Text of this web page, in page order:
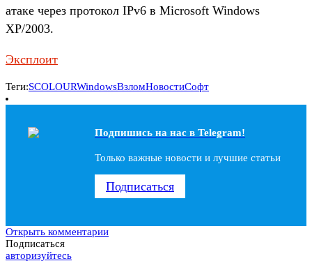
атаке через протокол IPv6 в Microsoft Windows
XP/2003.
Эксплоит
Теги:SCOLOURWindowsВзломНовостиСофт
Подпишись на наc в Telegram!
Только важные новости и лучшие статьи
Подписаться
Открыть комментарии
Подписаться
авторизуйтесь